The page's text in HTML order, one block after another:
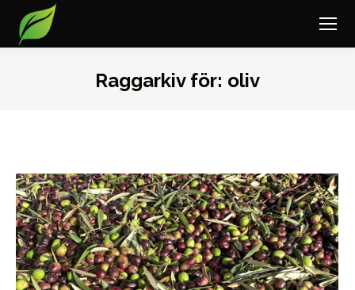
Raggarkiv för: oliv